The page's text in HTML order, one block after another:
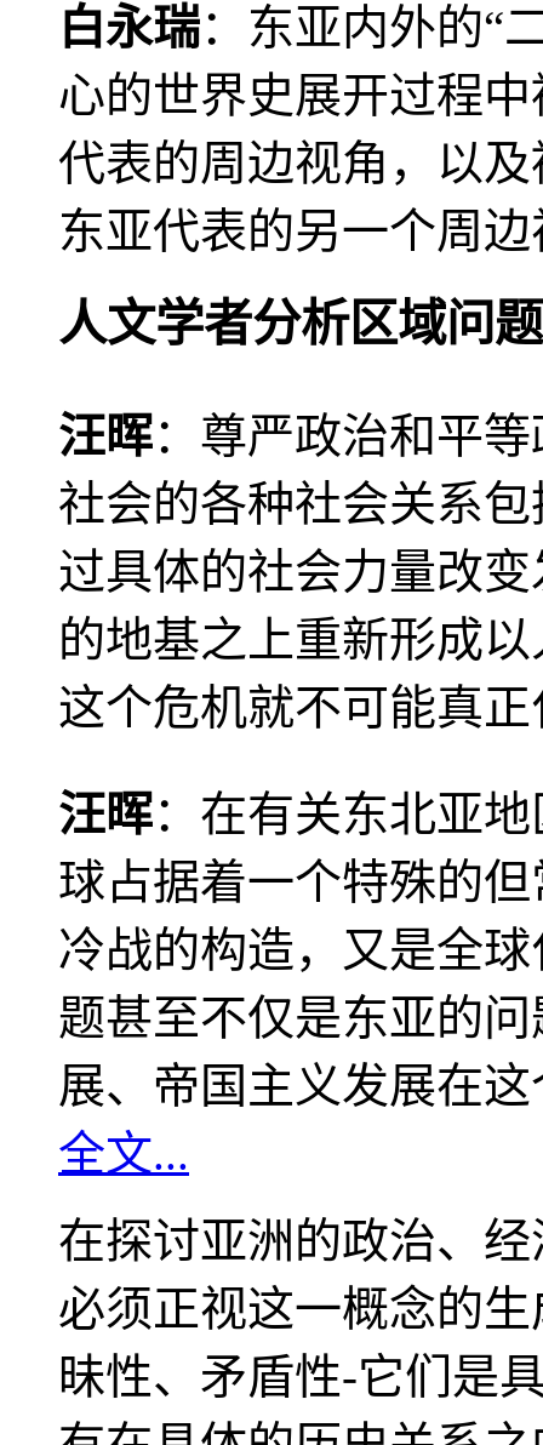
白永瑞：东亚内外的“
心的世界史展开过程
代表的周边视角，以
东亚代表的另一个周
人文学者分析区域问题
汪晖：尊严政治和平
社会的各种社会关系
过具体的社会力量改
的地基之上重新形成
这个危机就不可能真
汪晖：在有关东北亚
球占据着一个特殊的
冷战的构造，又是全
题甚至不仅是东亚的
展、帝国主义发展在
全文...
在探讨亚洲的政治、
必须正视这一概念的
昧性、矛盾性-它们是